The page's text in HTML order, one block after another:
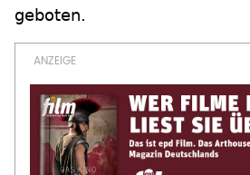
geboten.